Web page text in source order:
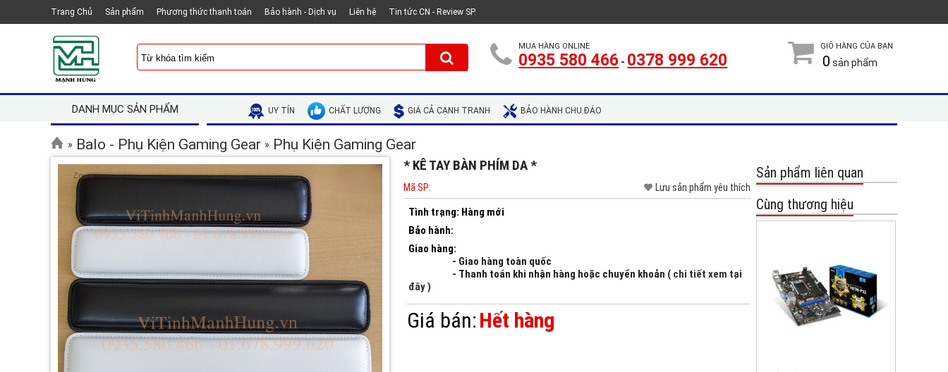
Trang Chủ Sản phẩm Phương thức thanh toán Bảo hành - Dịch vụ Liên hệ Tin tức CN - Review SP.
MUA HÀNG ONLINE
0935 580 466 - 0378 999 620
GIỎ HÀNG CỦA BẠN
0 sản phẩm
DANH MỤC SẢN PHẨM UY TÍN CHẤT LƯỢNG GIÁ CẢ CẠNH TRANH BẢO HÀNH CHU ĐÁO
» Balo - Phụ Kiện Gaming Gear » Phụ Kiện Gaming Gear
Zoom
* KÊ TAY BÀN PHÍM DA *
Mã SP: Lưu sản phẩm yêu thích
Tình trạng: Hàng mới
Bảo hành:
Giao hàng:
- Giao hàng toàn quốc
- Thanh toán khi nhận hàng hoặc chuyển khoản ( chi tiết xem tại
đây )
Giá bán: Hết hàng
Sản phẩm liên quan
Cùng thương hiệu